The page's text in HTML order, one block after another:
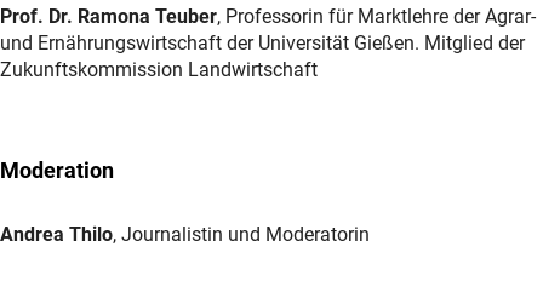
Prof. Dr. Ramona Teuber, Professorin für Marktlehre der Agrar-
und Ernährungswirtschaft der Universität Gießen. Mitglied der
Zukunftskommission Landwirtschaft
Moderation
Andrea Thilo, Journalistin und Moderatorin